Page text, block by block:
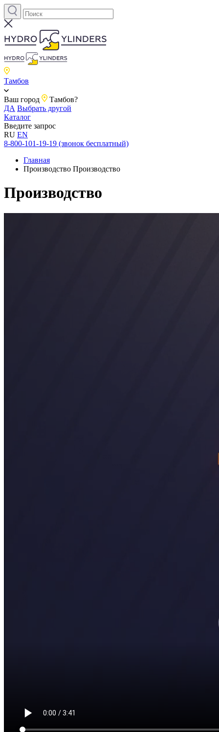
Тамбов
Ваш город
Тамбов?
ДА Выбрать другой
Каталог
Введите запрос
RU EN
8-800-101-19-19 (звонок бесплатный)
Главная
Производство Производство
Производство